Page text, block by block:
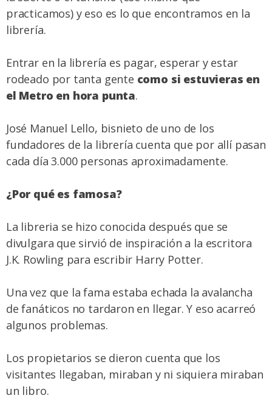
practicamos) y eso es lo que encontramos en la
librería.
Entrar en la librería es pagar, esperar y estar
rodeado por tanta gente como si estuvieras en
el Metro en hora punta.
José Manuel Lello, bisnieto de uno de los
fundadores de la librería cuenta que por allí pasan
cada día 3.000 personas aproximadamente.
¿Por qué es famosa?
La libreria se hizo conocida después que se
divulgara que sirvió de inspiración a la escritora
J.K. Rowling para escribir Harry Potter.
Una vez que la fama estaba echada la avalancha
de fanáticos no tardaron en llegar. Y eso acarreó
algunos problemas.
Los propietarios se dieron cuenta que los
visitantes llegaban, miraban y ni siquiera miraban
un libro.